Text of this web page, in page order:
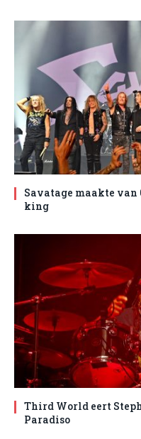
Savatage maakte
king
Third World eert
Paradiso